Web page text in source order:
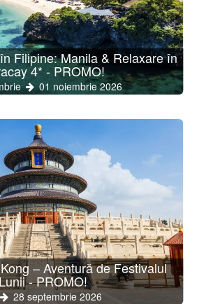
Filipine: Manila & Relaxare în
4* - PROMO!
01 noiembrie 2026
– Aventură de Festivalul
- PROMO!
28 septembrie 2026